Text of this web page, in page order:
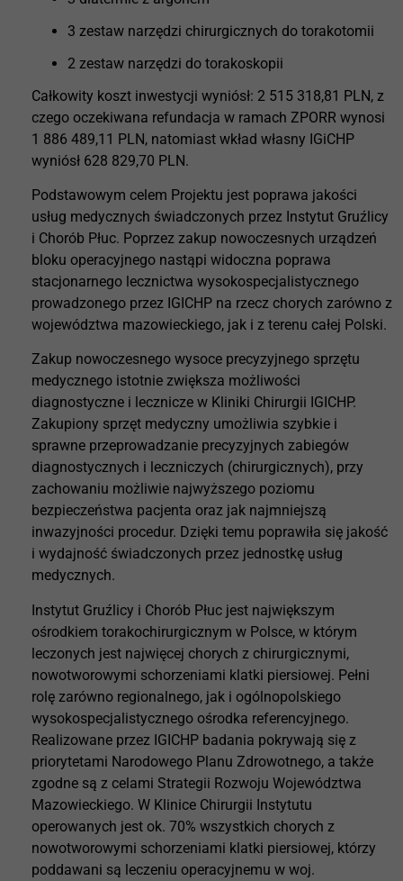
3 zestaw narzędzi chirurgicznych do torakotomii
2 zestaw narzędzi do torakoskopii
Całkowity koszt inwestycji wyniósł: 2 515 318,81 PLN, z
czego oczekiwana refundacja w ramach ZPORR wynosi
1 886 489,11 PLN, natomiast wkład własny IGiCHP
wyniósł 628 829,70 PLN.
Podstawowym celem Projektu jest poprawa jakości
usług medycznych świadczonych przez Instytut Gruźlicy
i Chorób Płuc. Poprzez zakup nowoczesnych urządzeń
bloku operacyjnego nastąpi widoczna poprawa
stacjonarnego lecznictwa wysokospecjalistycznego
prowadzonego przez IGICHP na rzecz chorych zarówno z
województwa mazowieckiego, jak i z terenu całej Polski.
Zakup nowoczesnego wysoce precyzyjnego sprzętu
medycznego istotnie zwiększa możliwości
diagnostyczne i lecznicze w Kliniki Chirurgii IGICHP.
Zakupiony sprzęt medyczny umożliwia szybkie i
sprawne przeprowadzanie precyzyjnych zabiegów
diagnostycznych i leczniczych (chirurgicznych), przy
zachowaniu możliwie najwyższego poziomu
bezpieczeństwa pacjenta oraz jak najmniejszą
inwazyjności procedur. Dzięki temu poprawiła się jakość
i wydajność świadczonych przez jednostkę usług
medycznych.
Instytut Gruźlicy i Chorób Płuc jest największym
ośrodkiem torakochirurgicznym w Polsce, w którym
leczonych jest najwięcej chorych z chirurgicznymi,
nowotworowymi schorzeniami klatki piersiowej. Pełni
rolę zarówno regionalnego, jak i ogólnopolskiego
wysokospecjalistycznego ośrodka referencyjnego.
Realizowane przez IGICHP badania pokrywają się z
priorytetami Narodowego Planu Zdrowotnego, a także
zgodne są z celami Strategii Rozwoju Województwa
Mazowieckiego. W Klinice Chirurgii Instytutu
operowanych jest ok. 70% wszystkich chorych z
nowotworowymi schorzeniami klatki piersiowej, którzy
poddawani są leczeniu operacyjnemu w woj.